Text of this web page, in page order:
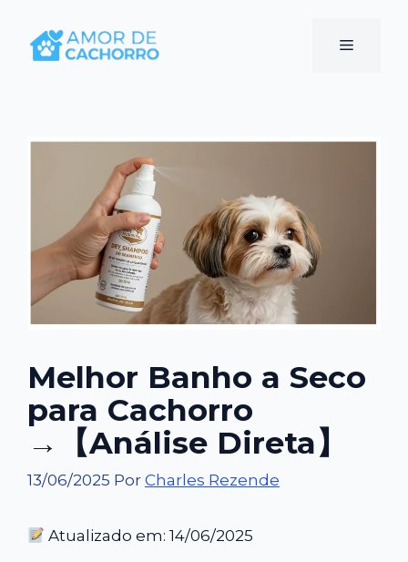
Menu
Melhor Banho a Seco
para Cachorro
→【Análise Direta】
13/06/2025 Por Charles Rezende
Atualizado em: 14/06/2025